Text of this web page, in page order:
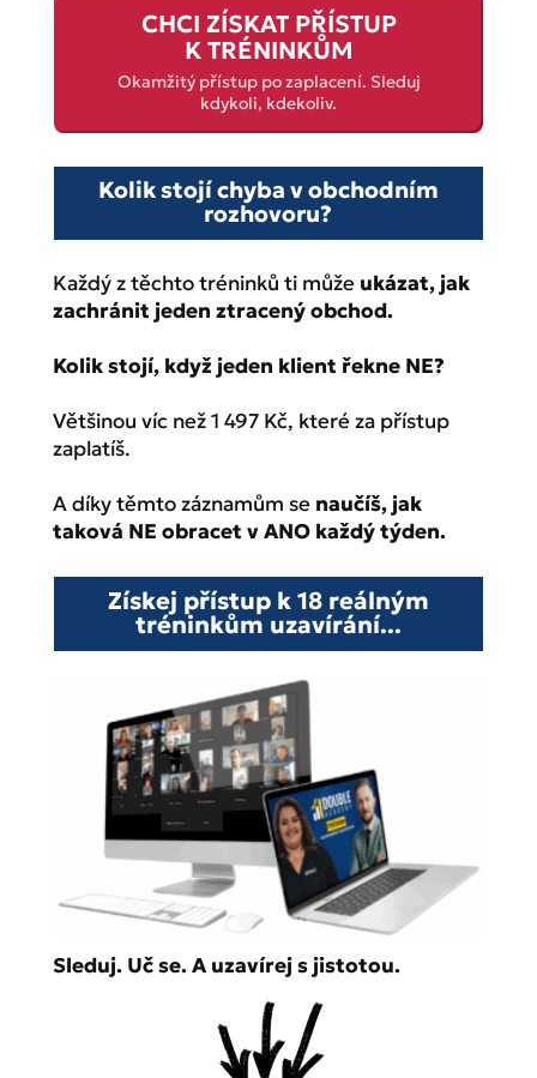
CHCI ZÍSKAT PŘÍSTUP
K TRÉNINKŮM
Okamžitý přístup po zaplacení. Sleduj
kdykoli, kdekoliv.
Kolik stojí chyba v obchodním
rozhovoru?
Každý z těchto tréninků ti může ukázat, jak
zachránit jeden ztracený obchod.
Kolik stojí, když jeden klient řekne NE?
Většinou víc než 1 497 Kč, které za přístup
zaplatíš.
A díky těmto záznamům se naučíš, jak
taková NE obracet v ANO každý týden.
Získej přístup k 18 reálným
tréninkům uzavírání...
Sleduj. Uč se. A uzavírej s jistotou.